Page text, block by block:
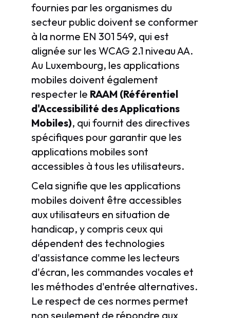
fournies par les organismes du
secteur public doivent se conformer
à la norme EN 301 549, qui est
alignée sur les WCAG 2.1 niveau AA.
Au Luxembourg, les applications
mobiles doivent également
respecter le RAAM (Référentiel
d'Accessibilité des Applications
Mobiles), qui fournit des directives
spécifiques pour garantir que les
applications mobiles sont
accessibles à tous les utilisateurs.
Cela signifie que les applications
mobiles doivent être accessibles
aux utilisateurs en situation de
handicap, y compris ceux qui
dépendent des technologies
d'assistance comme les lecteurs
d'écran, les commandes vocales et
les méthodes d'entrée alternatives.
Le respect de ces normes permet
non seulement de répondre aux